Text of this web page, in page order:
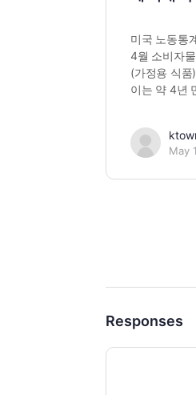
미국 노동통
4월 소비자
(가정용 식
이는 약 4년
May
Responses